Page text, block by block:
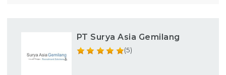
PT Surya Asia Gemilang
(5)